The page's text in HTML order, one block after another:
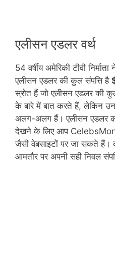
एलीसन एडलर वर्थ
54 वर्षीय अमेरिकी टीवी
एलीसन एडलर की कुल संपत्ति है
स्रोत हैं जो एलीसन एडलर की
के बारे में बात करते हैं, लेकिन
अलग-अलग हैं। एलीसन एडलर
देखने के लिए आप
जैसी वेबसाइटों पर जा सकते हैं।
आमतौर पर अपनी सही निवल